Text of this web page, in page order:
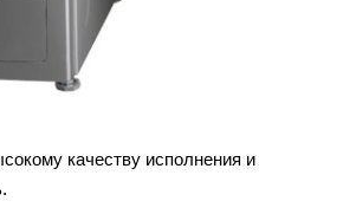
качеству исполнения и